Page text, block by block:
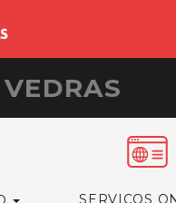
SERVIÇOS